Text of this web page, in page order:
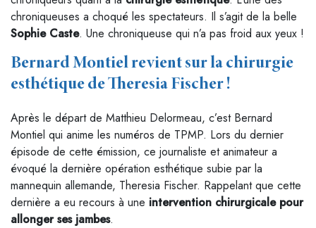
chroniqueuses a choqué les spectateurs. Il s’agit de la belle
Sophie Caste. Une chroniqueuse qui n’a pas froid aux yeux !
Bernard Montiel revient sur la chirurgie
esthétique de Theresia Fischer !
Après le départ de Matthieu Delormeau, c’est Bernard
Montiel qui anime les numéros de TPMP. Lors du dernier
épisode de cette émission, ce journaliste et animateur a
évoqué la dernière opération esthétique subie par la
mannequin allemande, Theresia Fischer. Rappelant que cette
dernière a eu recours à une intervention chirurgicale pour
allonger ses jambes.